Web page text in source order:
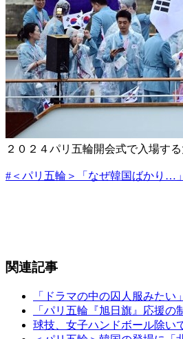
２０２４パリ五輪開会式で入場す
#＜パリ五輪＞「なぜ韓国ばかり…
関連記事
「ドラマの中の囚人服みた
「パリ五輪『旭日旗』応援
球技、女子ハンドボール除い